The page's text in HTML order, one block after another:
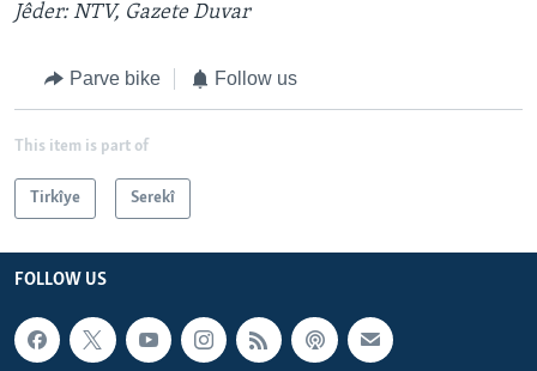
Jêder: NTV, Gazete Duvar
Parve bike Follow us
This item is part of
Tirkîye Serekî
FOLLOW US